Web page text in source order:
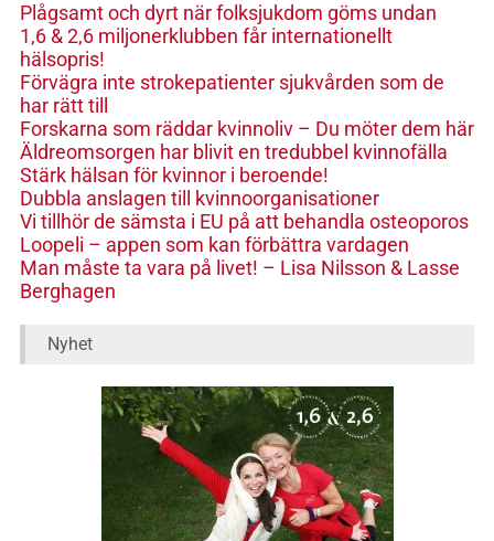
Plågsamt och dyrt när folksjukdom göms undan
1,6 & 2,6 miljonerklubben får internationellt
hälsopris!
Förvägra inte strokepatienter sjukvården som de
har rätt till
Forskarna som räddar kvinnoliv – Du möter dem här
Äldreomsorgen har blivit en tredubbel kvinnofälla
Stärk hälsan för kvinnor i beroende!
Dubbla anslagen till kvinnoorganisationer
Vi tillhör de sämsta i EU på att behandla osteoporos
Loopeli – appen som kan förbättra vardagen
Man måste ta vara på livet! – Lisa Nilsson & Lasse
Berghagen
Nyhet